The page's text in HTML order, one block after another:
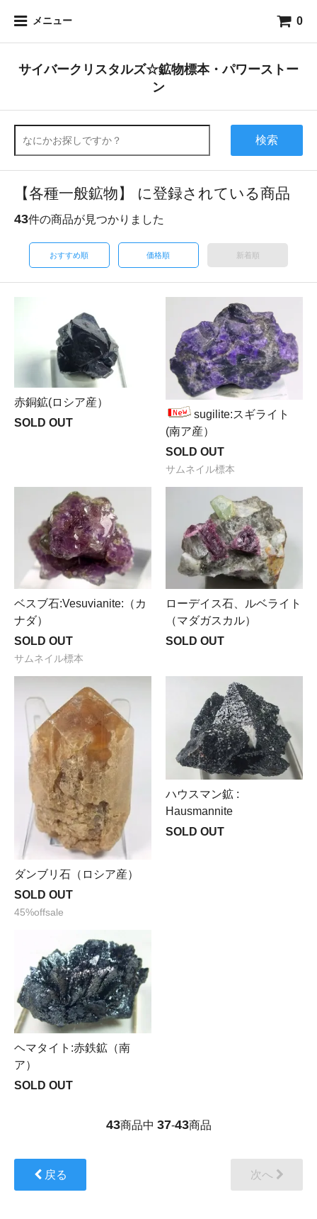
メニュー 0
サイバークリスタルズ☆鉱物標本・パワーストー
ン
検索
【各種一般鉱物】 に登録されている商品
43件の商品が見つかりました
おすすめ順 価格順 新着順
赤銅鉱(ロシア産）
SOLD OUT
sugilite:スギライト
(南ア産）
SOLD OUT
サムネイル標本
ベスブ石:Vesuvianite:（カ
ナダ）
SOLD OUT
サムネイル標本
ローデイス石、ルベライト
（マダガスカル）
SOLD OUT
ダンブリ石（ロシア産）
SOLD OUT
45%offsale
ハウスマン鉱 :
Hausmannite
SOLD OUT
ヘマタイト:赤鉄鉱（南
ア）
SOLD OUT
43商品中 37-43商品
戻る 次へ